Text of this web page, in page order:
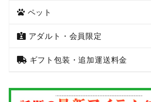
ペット
アダルト・会員限定
ギフト包装・追加運送料金